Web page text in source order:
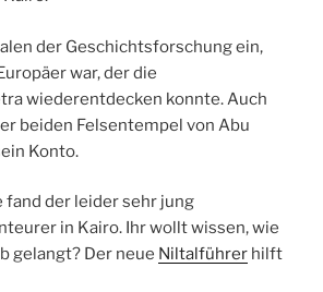
der Geschichtsforschung ein,
war, der die
wiederentdecken konnte. Auch
beiden Felsentempel von Abu
Konto.
fand der leider sehr jung
in Kairo. Ihr wollt wissen, wie
gelangt? Der neue Niltalführer hilft